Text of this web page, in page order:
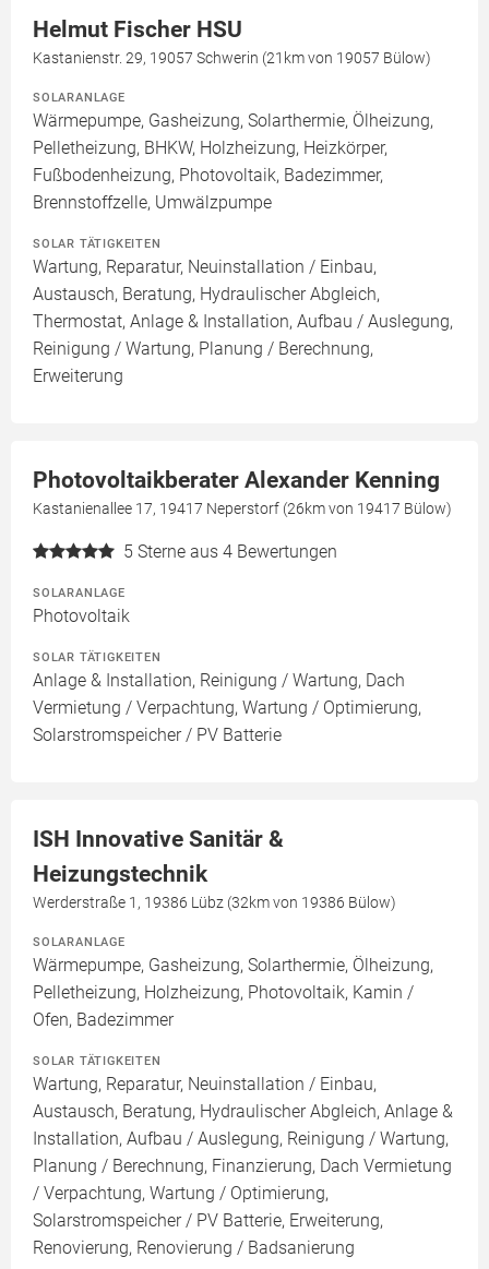
Helmut Fischer HSU
Kastanienstr. 29, 19057 Schwerin (21km von 19057 Bülow)
SOLARANLAGE
Wärmepumpe, Gasheizung, Solarthermie, Ölheizung,
Pelletheizung, BHKW, Holzheizung, Heizkörper,
Fußbodenheizung, Photovoltaik, Badezimmer,
Brennstoffzelle, Umwälzpumpe
SOLAR TÄTIGKEITEN
Wartung, Reparatur, Neuinstallation / Einbau,
Austausch, Beratung, Hydraulischer Abgleich,
Thermostat, Anlage & Installation, Aufbau / Auslegung,
Reinigung / Wartung, Planung / Berechnung,
Erweiterung
Photovoltaikberater Alexander Kenning
Kastanienallee 17, 19417 Neperstorf (26km von 19417 Bülow)
5 Sterne aus 4 Bewertungen
SOLARANLAGE
Photovoltaik
SOLAR TÄTIGKEITEN
Anlage & Installation, Reinigung / Wartung, Dach
Vermietung / Verpachtung, Wartung / Optimierung,
Solarstromspeicher / PV Batterie
ISH Innovative Sanitär &
Heizungstechnik
Werderstraße 1, 19386 Lübz (32km von 19386 Bülow)
SOLARANLAGE
Wärmepumpe, Gasheizung, Solarthermie, Ölheizung,
Pelletheizung, Holzheizung, Photovoltaik, Kamin /
Ofen, Badezimmer
SOLAR TÄTIGKEITEN
Wartung, Reparatur, Neuinstallation / Einbau,
Austausch, Beratung, Hydraulischer Abgleich, Anlage &
Installation, Aufbau / Auslegung, Reinigung / Wartung,
Planung / Berechnung, Finanzierung, Dach Vermietung
/ Verpachtung, Wartung / Optimierung,
Solarstromspeicher / PV Batterie, Erweiterung,
Renovierung, Renovierung / Badsanierung